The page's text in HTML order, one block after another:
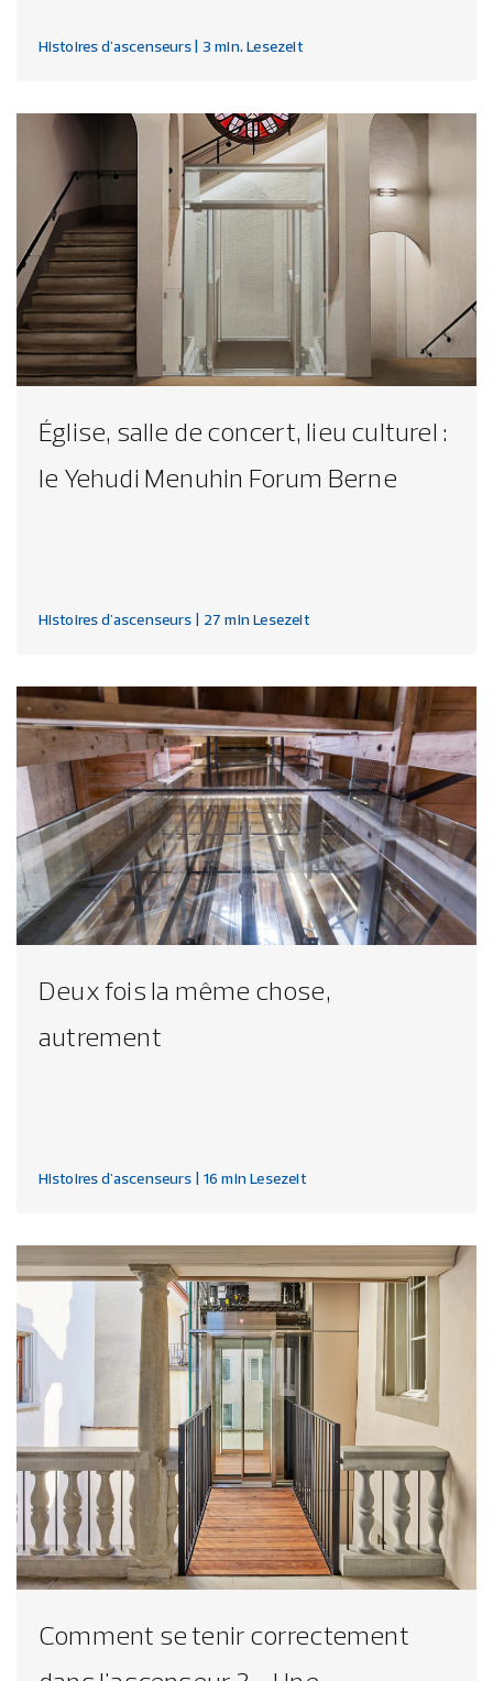
Histoires d'ascenseurs| 3 min. Lesezeit
Église, salle de concert, lieu culturel :
le Yehudi Menuhin Forum Berne
Histoires d'ascenseurs | 27 min Lesezeit
Deux fois la même chose,
autrement
Histoires d'ascenseurs | 16 min Lesezeit
Comment se tenir correctement